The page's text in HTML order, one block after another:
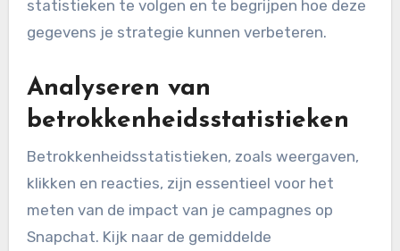
marketingcampagnes?
marketingcampagnes meet je door
betrokkenheid, bereik en conversies te
statistieken te volgen en te begrijpen hoe deze
gegevens je strategie kunnen verbeteren.
Analyseren van